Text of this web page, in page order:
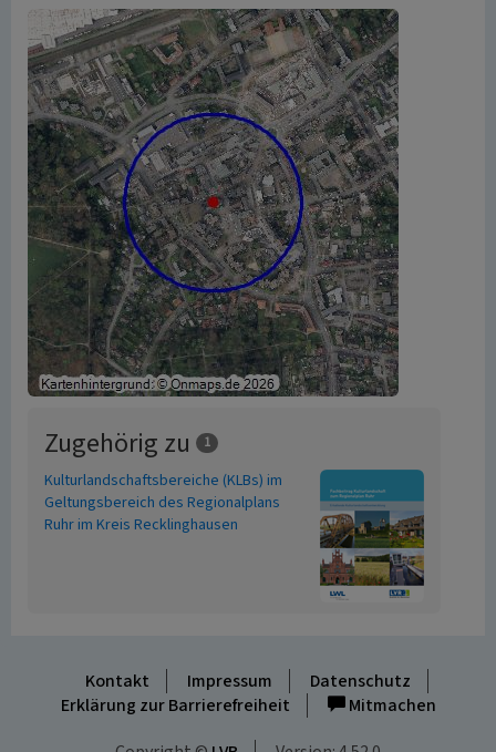
Zugehörig zu 1
Kulturlandschaftsbereiche (KLBs) im
Geltungsbereich des Regionalplans
Ruhr im Kreis Recklinghausen
Kontakt Impressum
Datenschutz
Erklärung zur Barrierefreiheit
Mitmachen